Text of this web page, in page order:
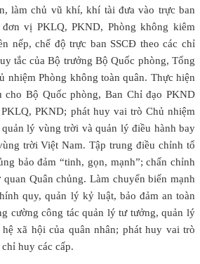
làm chủ vũ khí, khí tài đưa vào trực ban
vị PKLQ, PKND, Phòng không kiêm
nếp, chế độ trực ban SSCĐ theo các chỉ
tắc của Bộ trưởng Bộ Quốc phòng, Tổng
nhiệm Phòng không toàn quân. Thực hiện
cho Bộ Quốc phòng, Ban Chỉ đạo PKND
PKND; phát huy vai trò Chủ nhiệm
lý vùng trời và quản lý điều hành bay
trời Việt Nam. Tập trung điều chỉnh tổ
bảo đảm “tinh, gọn, mạnh”; chấn chỉnh
Quân chủng. Làm chuyển biến mạnh
quy, quản lý kỷ luật, bảo đảm an toàn
cường công tác quản lý tư tưởng, quản lý
xã hội của quân nhân; phát huy vai trò
huy các cấp.